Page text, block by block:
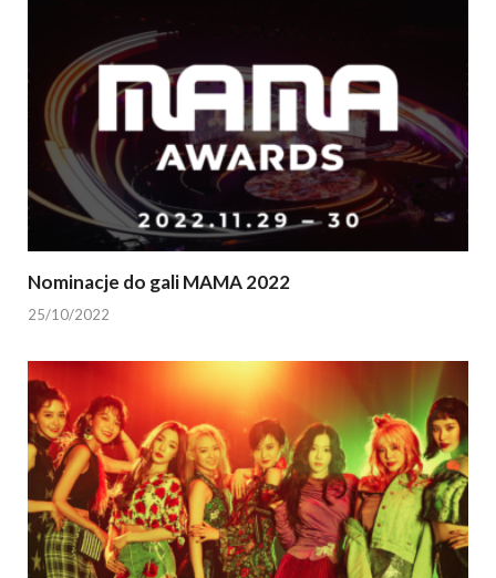
Nominacje do gali MAMA 2022
25/10/2022